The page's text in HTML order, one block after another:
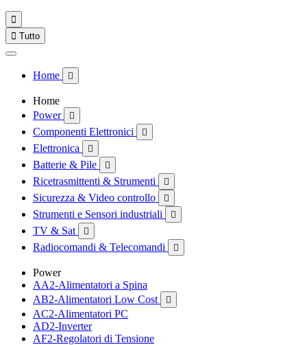

 Tutto
Home 
Home
Power

Componenti Elettronici 
Elettronica 
Batterie & Pile 
Ricetrasmittenti & Strumenti 
Sicurezza & Video controllo 
Strumenti e Sensori industriali 
TV & Sat 
Radiocomandi & Telecomandi 
Power
AA2-Alimentatori a Spina
AB2-Alimentatori Low Cost

AC2-Alimentatori PC
AD2-Inverter
AF2-Regolatori di Tensione